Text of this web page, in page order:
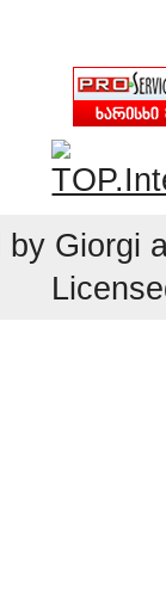
Giorgi